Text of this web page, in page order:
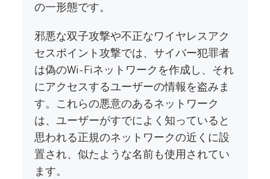
の一形態です。
邪悪な双子攻撃や不正なワイヤレスアク
セスポイント攻撃では、サイバー犯罪者
は偽のWi-Fiネットワークを作成し、それ
にアクセスするユーザーの情報を盗みま
す。これらの悪意のあるネットワーク
は、ユーザーがすでによく知っていると
思われる正規のネットワークの近くに設
置され、似たような名前も使用されてい
ます。